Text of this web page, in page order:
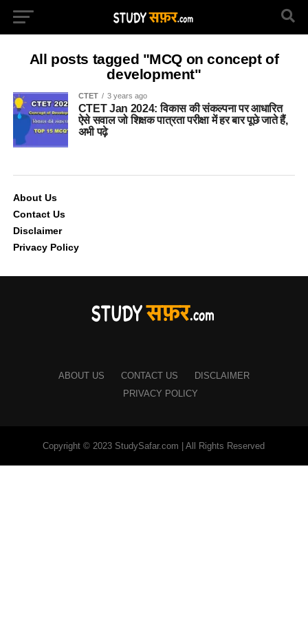
All posts tagged "MCQ on concept of
development"
CTET 3 years ago
CTET Jan 2024: विकास की संकल्पना पर आधारित
ऐसे सवाल जो शिक्षक पात्रता परीक्षा में हर बार पूछे जाते हैं,
अभी पढ़े
About Us
Contact Us
Disclaimer
Privacy Policy
ABOUT US CONTACT US
DISCLAIMER
PRIVACY POLICY
Copyright © 2023 StudySafar.com | All Rights Reserved